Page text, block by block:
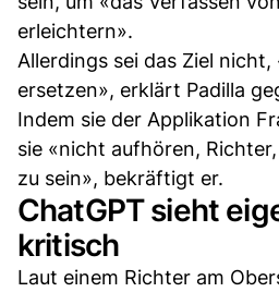
erleichtern».
Allerdings sei das Ziel nicht,
ersetzen», erklärt Padilla
Indem sie der Applikation
sie «nicht aufhören,
zu sein», bekräftigt er.
ChatGPT sieht
kritisch
Laut einem Richter am